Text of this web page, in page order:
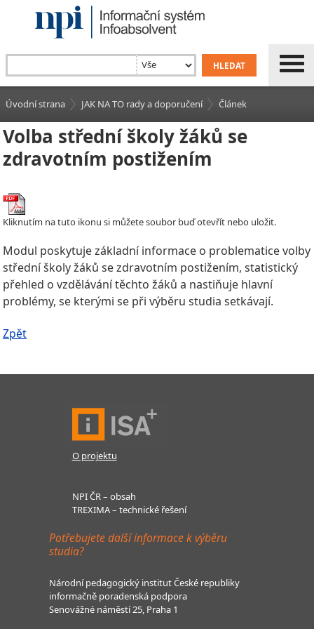
Úvodní strana JAK NA TO rady a doporučení Článek
Volba střední školy žáků se
zdravotním postižením
Kliknutím na tuto ikonu si můžete soubor buď otevřít nebo uložit.
Modul poskytuje základní informace o problematice volby
střední školy žáků se zdravotním postižením, statistický
přehled o vzdělávání těchto žáků a nastiňuje hlavní
problémy, se kterými se při výběru studia setkávají.
Zpět
O projektu
NPI ČR – obsah
TREXIMA – technické řešení
Potřebujete další informace k výběru
studia?
Národní pedagogický institut České republiky
informačně poradenská podpora
Senovážné náměstí 25, Praha 1